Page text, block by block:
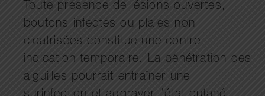
Toute présence de lésions ouvertes,
boutons infectés ou plaies non
cicatrisées constitue une contre-
indication temporaire. La pénétration des
aiguilles pourrait entraîner une